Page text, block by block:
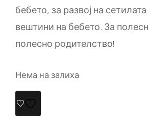
бебето, за развој на
вештини на бебето. За
полесно родителство!
Нема на залиха